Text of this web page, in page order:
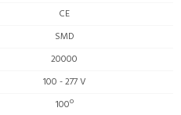
CE
SMD
20000
100 - 277 V
100º